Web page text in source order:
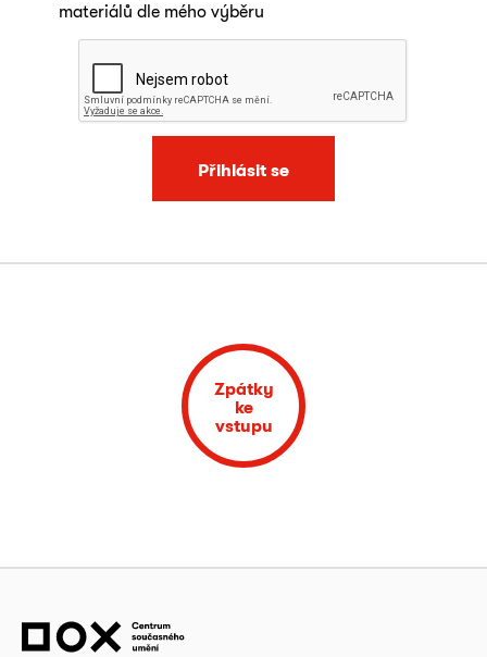
materiálů dle mého výběru
Přihlásit se
Zpátky
ke
vstupu